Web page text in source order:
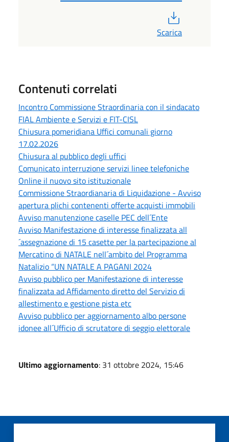
Scarica
Contenuti correlati
Incontro Commissione Straordinaria con il sindacato
FIAL Ambiente e Servizi e FIT-CISL
Chiusura pomeridiana Uffici comunali giorno
17.02.2026
Chiusura al pubblico degli uffici
Comunicato interruzione servizi linee telefoniche
Online il nuovo sito istituzionale
Commissione Straordianaria di Liquidazione - Avviso
apertura plichi contenenti offerte acquisti immobili
Avviso manutenzione caselle PEC dell´Ente
Avviso Manifestazione di interesse finalizzata all
´assegnazione di 15 casette per la partecipazione al
Mercatino di NATALE nell´ambito del Programma
Natalizio “UN NATALE A PAGANI 2024
Avviso pubblico per Manifestazione di interesse
finalizzata ad Affidamento diretto del Servizio di
allestimento e gestione pista etc
Avviso pubblico per aggiornamento albo persone
idonee all´Ufficio di scrutatore di seggio elettorale
Ultimo aggiornamento: 31 ottobre 2024, 15:46